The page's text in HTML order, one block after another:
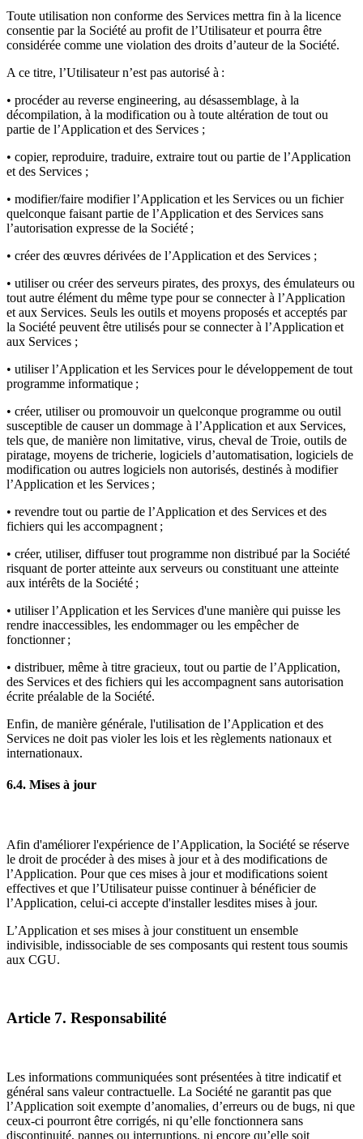
Toute utilisation non conforme des Services mettra fin à la licence
consentie par la Société au profit de l’Utilisateur et pourra être
considérée comme une violation des droits d’auteur de la Société.
A ce titre, l’Utilisateur n’est pas autorisé à :
• procéder au reverse engineering, au désassemblage, à la
décompilation, à la modification ou à toute altération de tout ou
partie de l’Application et des Services ;
• copier, reproduire, traduire, extraire tout ou partie de l’Application
et des Services ;
• modifier/faire modifier l’Application et les Services ou un fichier
quelconque faisant partie de l’Application et des Services sans
l’autorisation expresse de la Société ;
• créer des œuvres dérivées de l’Application et des Services ;
• utiliser ou créer des serveurs pirates, des proxys, des émulateurs ou
tout autre élément du même type pour se connecter à l’Application
et aux Services. Seuls les outils et moyens proposés et acceptés par
la Société peuvent être utilisés pour se connecter à l’Application et
aux Services ;
• utiliser l’Application et les Services pour le développement de tout
programme informatique ;
• créer, utiliser ou promouvoir un quelconque programme ou outil
susceptible de causer un dommage à l’Application et aux Services,
tels que, de manière non limitative, virus, cheval de Troie, outils de
piratage, moyens de tricherie, logiciels d’automatisation, logiciels de
modification ou autres logiciels non autorisés, destinés à modifier
l’Application et les Services ;
• revendre tout ou partie de l’Application et des Services et des
fichiers qui les accompagnent ;
• créer, utiliser, diffuser tout programme non distribué par la Société
risquant de porter atteinte aux serveurs ou constituant une atteinte
aux intérêts de la Société ;
• utiliser l’Application et les Services d'une manière qui puisse les
rendre inaccessibles, les endommager ou les empêcher de
fonctionner ;
• distribuer, même à titre gracieux, tout ou partie de l’Application,
des Services et des fichiers qui les accompagnent sans autorisation
écrite préalable de la Société.
Enfin, de manière générale, l'utilisation de l’Application et des
Services ne doit pas violer les lois et les règlements nationaux et
internationaux.
6.4. Mises à jour
Afin d'améliorer l'expérience de l’Application, la Société se réserve
le droit de procéder à des mises à jour et à des modifications de
l’Application. Pour que ces mises à jour et modifications soient
effectives et que l’Utilisateur puisse continuer à bénéficier de
l’Application, celui-ci accepte d'installer lesdites mises à jour.
L’Application et ses mises à jour constituent un ensemble
indivisible, indissociable de ses composants qui restent tous soumis
aux CGU.
Article 7. Responsabilité
Les informations communiquées sont présentées à titre indicatif et
général sans valeur contractuelle. La Société ne garantit pas que
l’Application soit exempte d’anomalies, d’erreurs ou de bugs, ni que
ceux-ci pourront être corrigés, ni qu’elle fonctionnera sans
discontinuité, pannes ou interruptions, ni encore qu’elle soit